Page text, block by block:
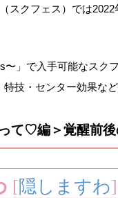
スクフェス）では
〜」で入手可能なスク
技・センター効果など
て♡編＞覚醒前
[隠しますわ]